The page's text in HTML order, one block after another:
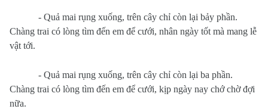
- Quả mai rụng xuống, trên cây chỉ còn lại bảy phần.
Chàng trai có lòng tìm đến em để cưới, nhân ngày tốt mà mang lễ
vật tới.
- Quả mai rụng xuống, trên cây chỉ còn lại ba phần.
Chàng trai có lòng tìm đến em để cưới, kịp ngày nay chớ chờ đợi
nữa.